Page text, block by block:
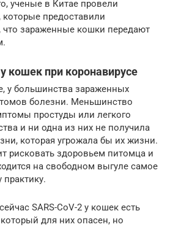
ученые в Китае провели
предоставили
что зараженные кошки передают
кошек при коронавирусе
у большинства зараженных
болезни. Меньшинство
простуды или легкого
и ни одна из них не получила
которая угрожала бы их жизни.
рисковать здоровьем питомца и
на свободном выгуле самое
практику.
SARS-CoV-2 у кошек есть
для них опасен, но